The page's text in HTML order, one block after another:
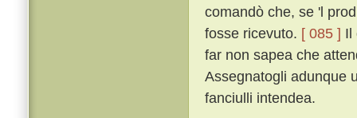
comandò che, se 'l
fosse ricevuto. [ 085 ] Il
far non sapea che
Assegnatogli adunque
fanciulli intendea.